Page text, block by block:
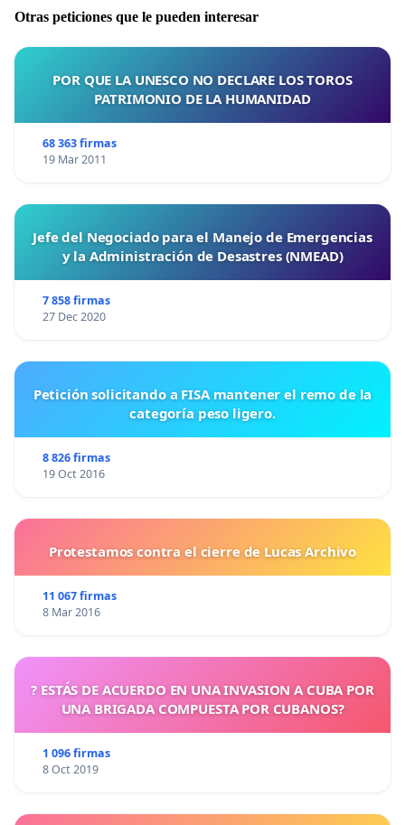
Otras peticiones que le pueden interesar
POR QUE LA UNESCO NO DECLARE LOS TOROS
PATRIMONIO DE LA HUMANIDAD
68 363 firmas
19 Mar 2011
Jefe del Negociado para el Manejo de Emergencias
y la Administración de Desastres (NMEAD)
7 858 firmas
27 Dec 2020
Petición solicitando a FISA mantener el remo de la
categoría peso ligero.
8 826 firmas
19 Oct 2016
Protestamos contra el cierre de Lucas Archivo
11 067 firmas
8 Mar 2016
? ESTÁS DE ACUERDO EN UNA INVASION A CUBA POR
UNA BRIGADA COMPUESTA POR CUBANOS?
1 096 firmas
8 Oct 2019